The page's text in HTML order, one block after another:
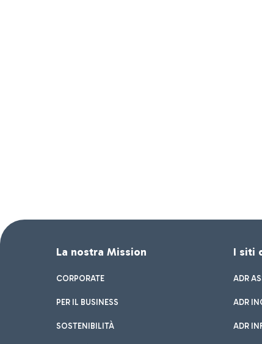
La nostra Mission
CORPORATE
PER IL BUSINESS
SOSTENIBILITÀ
I siti
ADR
ADR
ADR